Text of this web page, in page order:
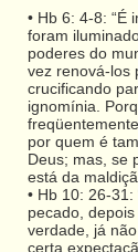
• Hb 6: 4-8: “É
foram
poderes do
vez renová-los
crucificando
ignomínia.
por quem é
Deus; mas, se
está da
• Hb 10: 26-
pecado,
verdade, já
certa